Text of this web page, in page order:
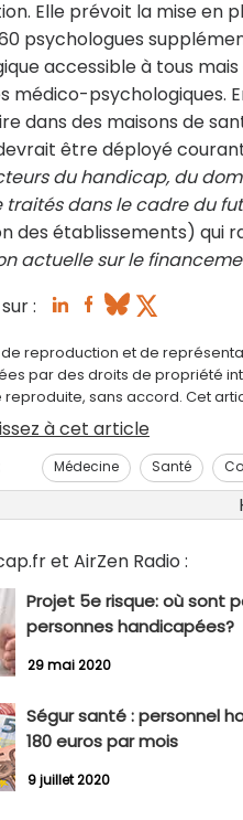
Elle prévoit la mise en
psychologues
accessible à tous
médico-psychologiques.
dans des maisons de
être déployé
du handicap, du
traités dans le cadre du
des établissements) qui
actuelle sur le
:
de reproduction et de
par des droits de propriété
sans accord. Cet
à cet article
Médecine Santé
et AirZen Radio :
Projet 5e risque: où sont
personnes handicapées?
29 mai 2020
Ségur santé : personnel
180 euros par mois
9 juillet 2020